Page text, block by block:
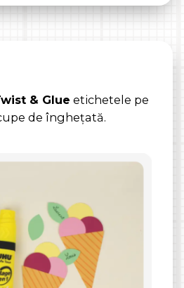
& Glue etichetele pe
de înghețată.